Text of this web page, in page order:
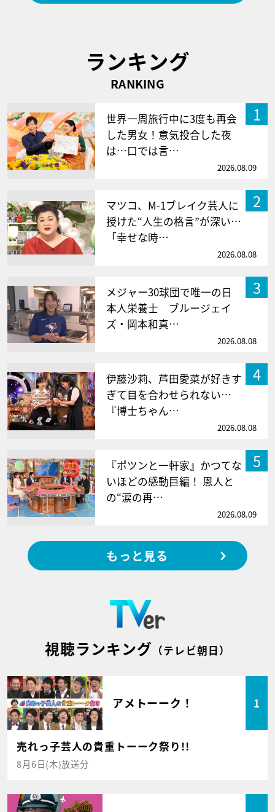
ランキング
RANKING
1
世界一周旅行中に3度も再会
した男女！意気投合した夜
は…口では言…
2026.08.09
2
マツコ、M-1ブレイク芸人に
授けた“人生の格言”が深い…
「幸せな時…
2026.08.08
3
メジャー30球団で唯一の日
本人栄養士 ブルージェイ
ズ・岡本和真…
2026.08.08
4
伊藤沙莉、芦田愛菜が好きす
ぎて目を合わせられない…
『博士ちゃん…
2026.08.08
5
『ポツンと一軒家』かつてな
いほどの感動巨編！ 恩人と
の“涙の再…
2026.08.09
もっと見る
視聴ランキング （テレビ朝日）
アメトーーク！ 1
売れっ子芸人の貴重トーーク祭り!!
8月6日(木)放送分